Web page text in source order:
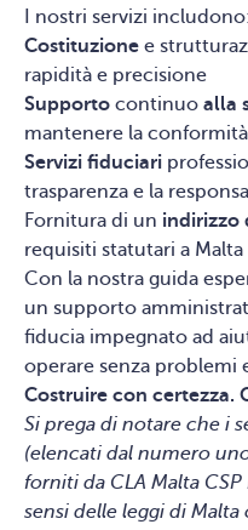
I nostri servizi
Costituzione e
rapidità e precisione
Supporto continuo alla
mantenere la
Servizi fiduciari
trasparenza e la
Fornitura di un indirizzo
requisiti statutari a Malta
Con la nostra guida
un supporto
fiducia impegnato ad
operare senza problemi
Costruire con certezza.
Si prega di notare che i
(elencati dal numero
forniti da CLA Malta
sensi delle leggi di